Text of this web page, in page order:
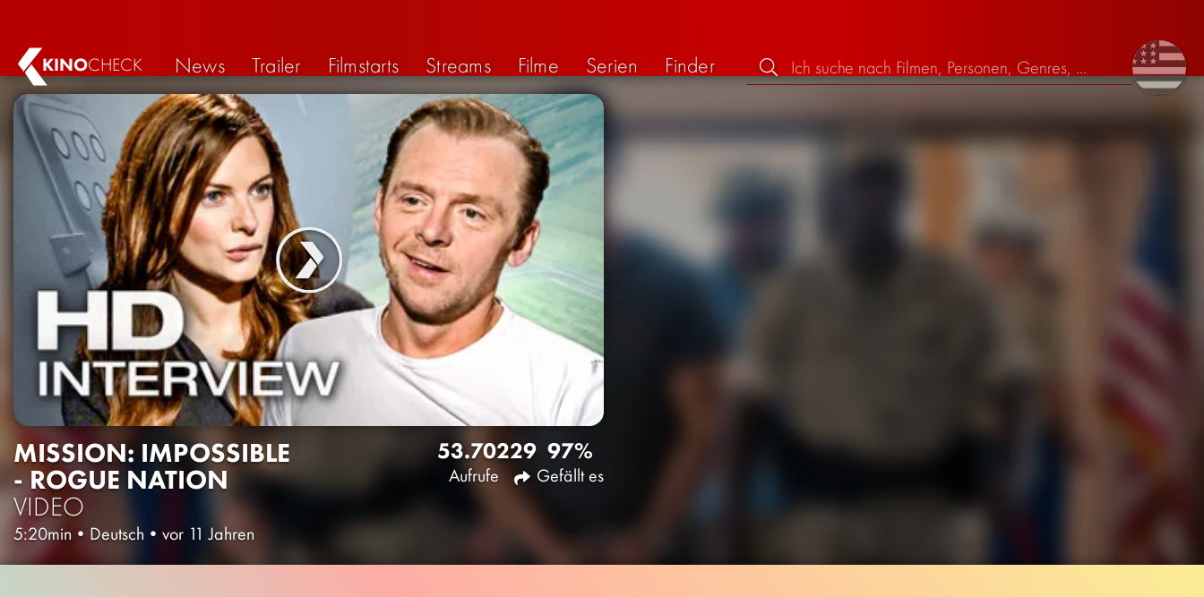
KINOCHECK News Trailer Filmstarts Streams Filme Serien Finder
MISSION: IMPOSSIBLE
- ROGUE NATION
VIDEO
5:20min • Deutsch • vor 11 Jahren
53.702
Aufrufe
29 97%
Gefällt es